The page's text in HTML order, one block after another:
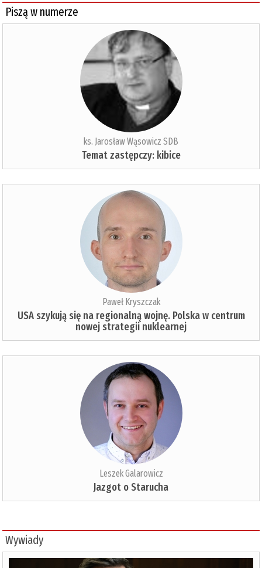
Piszą w numerze
ks. Jarosław Wąsowicz SDB
Temat zastępczy: kibice
Paweł Kryszczak
USA szykują się na regionalną wojnę. Polska w centrum
nowej strategii nuklearnej
Leszek Galarowicz
Jazgot o Starucha
Wywiady